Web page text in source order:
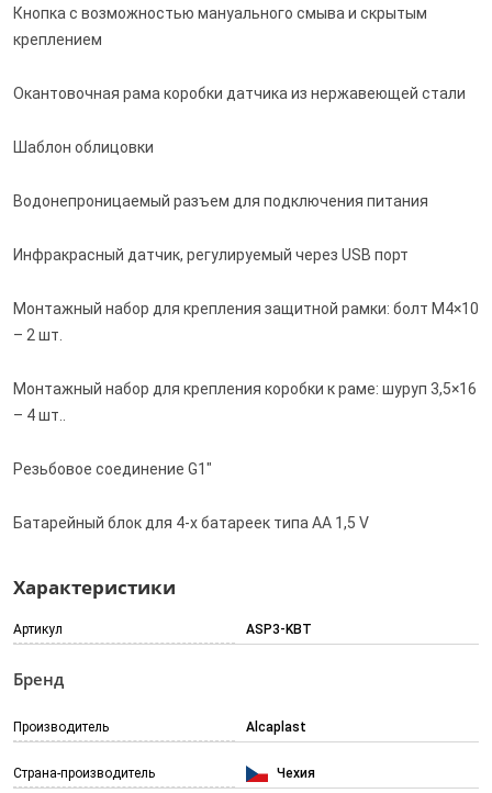
Кнопка с возможностью мануального смыва и скрытым
креплением
Окантовочная рама коробки датчика из нержавеющей стали
Шаблон облицовки
Водонепроницаемый разъем для подключения питания
Инфракрасный датчик, регулируемый через USB порт
Монтажный набор для крепления защитной рамки: болт M4×10
– 2 шт.
Монтажный набор для крепления коробки к раме: шуруп 3,5×16
– 4 шт..
Резьбовое соединение G1"
Батарейный блок для 4-х батареек типа АА 1,5 V
Характеристики
Артикул ASP3-KBT
Бренд
Производитель Alcaplast
Страна-производитель Чехия